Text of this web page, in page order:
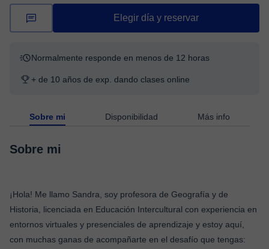
Elegir día y reservar
Normalmente responde en menos de 12 horas
+ de 10 años de exp. dando clases online
Sobre mi Disponibilidad Más info
Sobre mi
¡Hola! Me llamo Sandra, soy profesora de Geografía y de
Historia, licenciada en Educación Intercultural con experiencia en
entornos virtuales y presenciales de aprendizaje y estoy aquí,
con muchas ganas de acompañarte en el desafío que tengas: